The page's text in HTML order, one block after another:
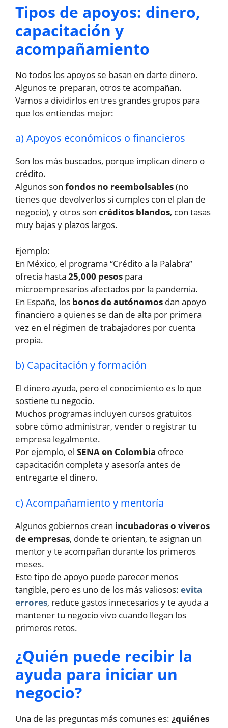
Tipos de apoyos: dinero,
capacitación y
acompañamiento
No todos los apoyos se basan en darte dinero.
Algunos te preparan, otros te acompañan.
Vamos a dividirlos en tres grandes grupos para
que los entiendas mejor:
a) Apoyos económicos o financieros
Son los más buscados, porque implican dinero o
crédito.
Algunos son fondos no reembolsables(no
tienes que devolverlos si cumples con el plan de
negocio), y otros son créditos blandos, con tasas
muy bajas y plazos largos.
Ejemplo:
En México, el programa “Crédito a la Palabra”
ofrecía hasta 25,000 pesos para
microempresarios afectados por la pandemia.
En España, los bonos de autónomos dan apoyo
financiero a quienes se dan de alta por primera
vez en el régimen de trabajadores por cuenta
propia.
b) Capacitación y formación
El dinero ayuda, pero el conocimiento es lo que
sostiene tu negocio.
Muchos programas incluyen cursos gratuitos
sobre cómo administrar, vender o registrar tu
empresa legalmente.
Por ejemplo, el SENA en Colombia ofrece
capacitación completa y asesoría antes de
entregarte el dinero.
c) Acompañamiento y mentoría
Algunos gobiernos crean incubadoras o viveros
de empresas, donde te orientan, te asignan un
mentor y te acompañan durante los primeros
meses.
Este tipo de apoyo puede parecer menos
tangible, pero es uno de los más valiosos: evita
errores, reduce gastos innecesarios y te ayuda a
mantener tu negocio vivo cuando llegan los
primeros retos.
¿Quién puede recibir la
ayuda para iniciar un
negocio?
Una de las preguntas más comunes es: ¿quiénes